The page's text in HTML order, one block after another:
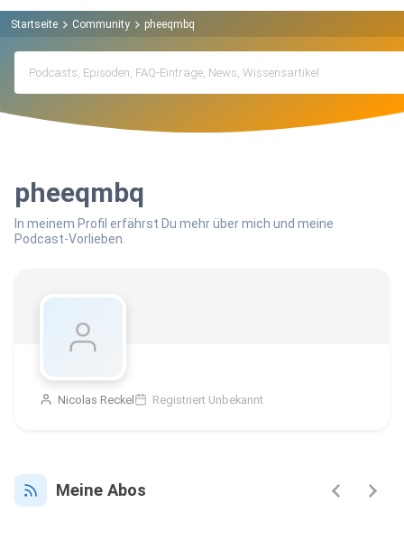
Startseite Community pheeqmbq
pheeqmbq
In meinem Profil erfährst Du mehr über mich und meine
Podcast-Vorlieben.
Nicolas Reckel Registriert Unbekannt
Meine Abos